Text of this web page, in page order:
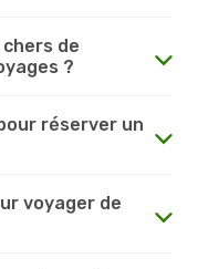
de
?
réserver un
voyager de